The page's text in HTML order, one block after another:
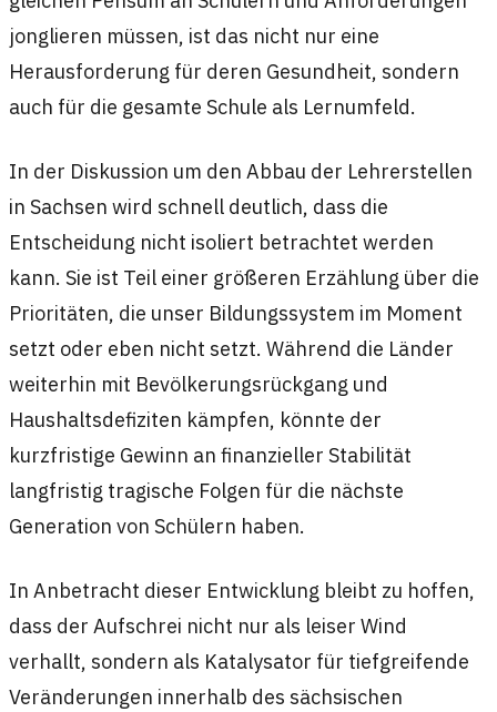
jonglieren müssen, ist das nicht nur eine
Herausforderung für deren Gesundheit, sondern
auch für die gesamte Schule als Lernumfeld.
In der Diskussion um den Abbau der Lehrerstellen
in Sachsen wird schnell deutlich, dass die
Entscheidung nicht isoliert betrachtet werden
kann. Sie ist Teil einer größeren Erzählung über die
Prioritäten, die unser Bildungssystem im Moment
setzt oder eben nicht setzt. Während die Länder
weiterhin mit Bevölkerungsrückgang und
Haushaltsdefiziten kämpfen, könnte der
kurzfristige Gewinn an finanzieller Stabilität
langfristig tragische Folgen für die nächste
Generation von Schülern haben.
In Anbetracht dieser Entwicklung bleibt zu hoffen,
dass der Aufschrei nicht nur als leiser Wind
verhallt, sondern als Katalysator für tiefgreifende
Veränderungen innerhalb des sächsischen